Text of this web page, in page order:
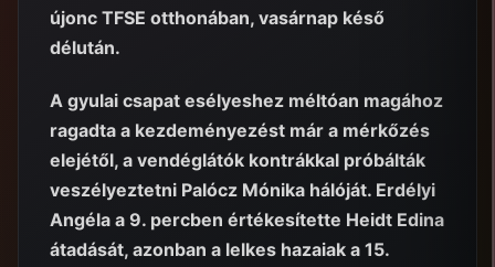
újonc TFSE otthonában, vasárnap késő
délután.
A gyulai csapat esélyeshez méltóan magához
ragadta a kezdeményezést már a mérkőzés
elejétől, a vendéglátók kontrákkal próbálták
veszélyeztetni Palócz Mónika hálóját. Erdélyi
Angéla a 9. percben értékesítette Heidt Edina
átadását, azonban a lelkes hazaiak a 15.